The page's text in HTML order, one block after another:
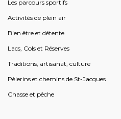
Les parcours sportifs
Activités de plein air
Bien être et détente
Lacs, Cols et Réserves
Traditions, artisanat, culture
Pèlerins et chemins de St-Jacques
Chasse et pêche